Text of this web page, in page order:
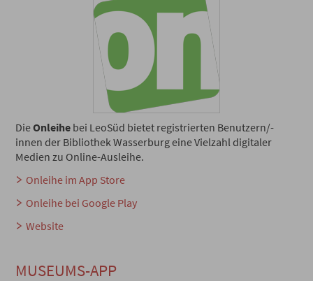
DieOnleihe bei LeoSüd bietet registrierten Benutzern/-
innen der Bibliothek Wasserburg eine Vielzahl digitaler
Medien zu Online-Ausleihe.
Onleihe im App Store
Onleihe bei Google Play
Website
MUSEUMS-APP